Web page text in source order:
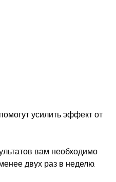
вам необходимо
двух раз в неделю.